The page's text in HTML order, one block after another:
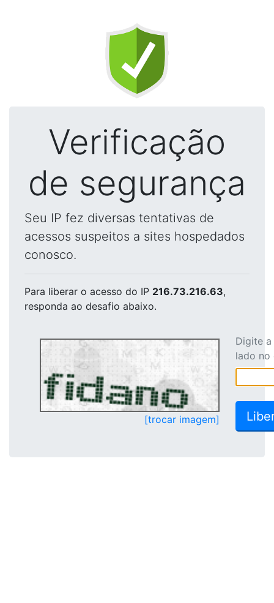
Verificação
de segurança
Seu IP fez diversas tentativas de
acessos suspeitos a sites hospedados
conosco.
Para liberar o acesso do IP 216.73.216.63,
responda ao desafio abaixo.
[trocar imagem]
Digite
lado no